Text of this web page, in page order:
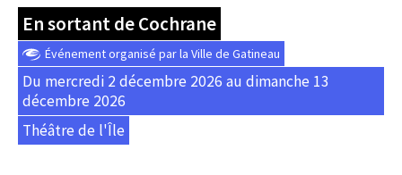
En sortant de Cochrane
Événement organisé par la Ville de Gatineau
Du mercredi 2 décembre 2026 au dimanche 13
décembre 2026
Théâtre de l'Île